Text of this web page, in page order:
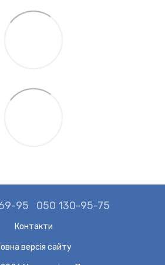
95 050 130-95-75
Контакти
версія сайту